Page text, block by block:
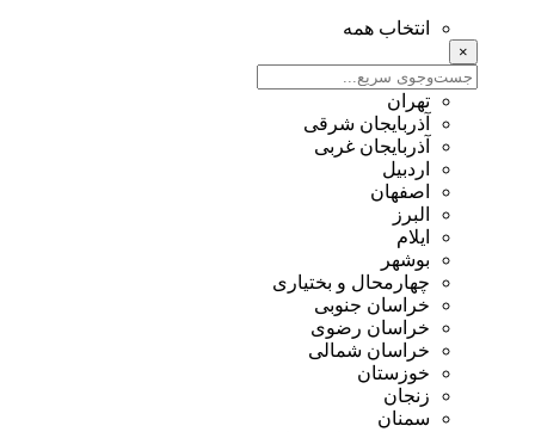
انتخاب همه
×
تهران
آذربایجان شرقی
آذربایجان غربی
اردبیل
اصفهان
البرز
ایلام
بوشهر
چهارمحال و بختیاری
خراسان جنوبی
خراسان رضوی
خراسان شمالی
خوزستان
زنجان
سمنان